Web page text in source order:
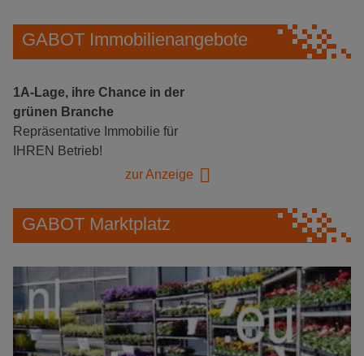
GABOT Immobilienangebote
1A-Lage, ihre Chance in der
grünen Branche
Repräsentative Immobilie für
IHREN Betrieb!
zur Anzeige
GABOT Marktplatz